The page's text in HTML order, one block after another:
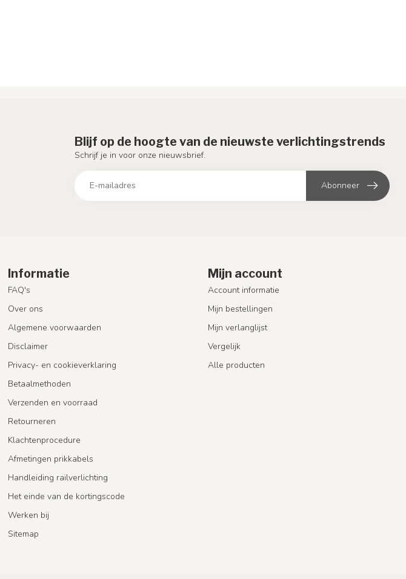
Blijf op de hoogte van de nieuwste verlichtingstrends
Schrijf je in voor onze nieuwsbrief.
Abonneer
Informatie
FAQ's
Over ons
Algemene voorwaarden
Disclaimer
Privacy- en cookieverklaring
Betaalmethoden
Verzenden en voorraad
Retourneren
Klachtenprocedure
Afmetingen prikkabels
Handleiding railverlichting
Het einde van de kortingscode
Werken bij
Sitemap
Mijn account
Account informatie
Mijn bestellingen
Mijn verlanglijst
Vergelijk
Alle producten